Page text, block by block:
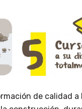
de calidad a